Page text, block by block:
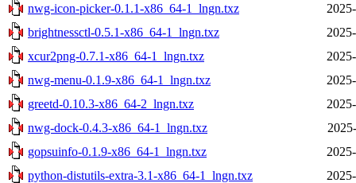
nwg-icon-picker-0.1.1-x86_64-1_lngn.txz
brightnessctl-0.5.1-x86_64-1_lngn.txz
xcur2png-0.7.1-x86_64-1_lngn.txz
nwg-menu-0.1.9-x86_64-1_lngn.txz
greetd-0.10.3-x86_64-2_lngn.txz
nwg-dock-0.4.3-x86_64-1_lngn.txz
gopsuinfo-0.1.9-x86_64-1_lngn.txz
python-distutils-extra-3.1-x86_64-1_lngn.txz